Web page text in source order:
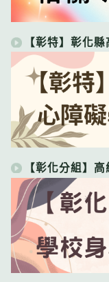
【彰特】彰化
【彰化分組】